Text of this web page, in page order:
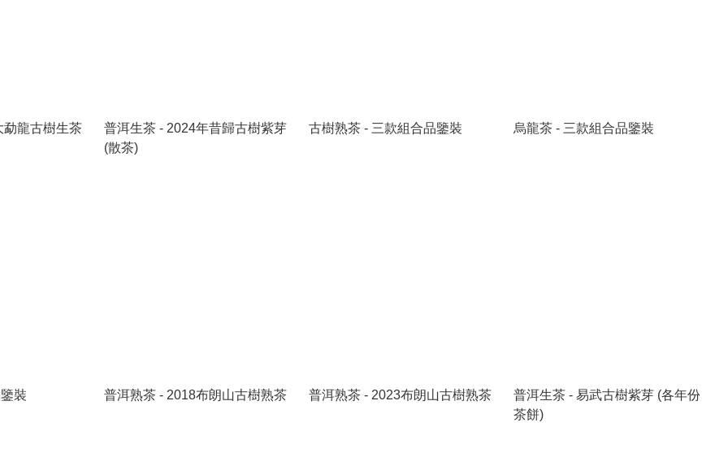
勐龍古樹生茶
普洱生茶 - 2024年昔歸古樹紫芽
(散茶)
古樹熟茶 - 三款組合品鑒裝 烏龍茶 - 三款組合品鑒裝
裝 普洱熟茶 - 2018布朗山古樹熟茶 普洱熟茶 - 2023布朗山古樹熟茶
普洱生茶 - 易武古樹紫芽 (各年份
茶餅)